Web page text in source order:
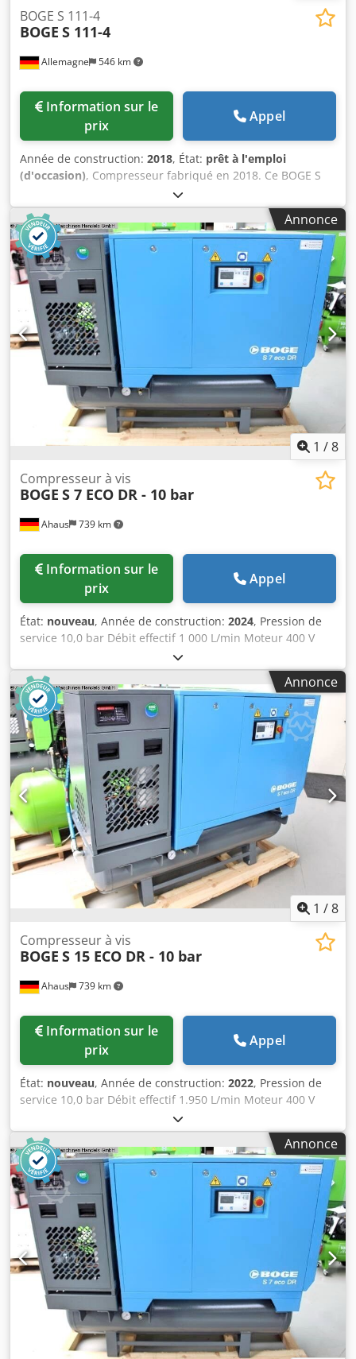
Allemagne 546 km
BOGE S 111-4
BOGE S 111-4
prix
Appel
Année de construction: 2018, État: prêt à l'emploi
(d'occasion), Compresseur fabriqué en 2018. Ce BOGE S
111-4 a un débit d'air de 17,10 m³/min et une pression de
refoulement finale de 10 bar. Il est équipé d'un sécheur
réfrigéré modèle DS220, fabriqué en 2017. Si vous
cherchez à obtenir des capacités d'air comprimé de haute
qualité, considérez le compresseur BOGE S 111-4 que nous
avons à vendre. Contactez-nous pour plus de détails. • État
de l'appareil : Utilisé, non reconstruit - sans garantie •
Données techniques : Crodpfxsy Dggxj Alyof • Débit d'air :
17,10 m³/min • Pression de refoulement finale : 10 bar •
Vitesse du moteur : 1490 tr/min • Puissance nominale :
Entraînement principal - 110 KW Moteur du ventilateur - 3
KW Équipement supplémentaire • Sécheur frigorifique : •
Fabricant : Boge • Modèle : DS220 • Année de fabrication :
Annonce
1 /8
Ahaus 739 km
Compresseur à vis
BOGE S 7 ECO DR - 10 bar
prix
Appel
État: nouveau, Année de construction: 2024, Pression de
service 10,0 bar Débit effectif 1 000 L/min Moteur 400 V
Capacité de la cuve 250 litres Poids de la machine env. 410
kg Puissance totale requise 7,5 kW Dimensions L-l-H 1915 x
650 x 1640 mm Machine d’exposition / jamais utilisée
Nouvelle gamme BOGE SOLID ~ Prix catalogue : 9 450
euros / Prix spécial sur demande Fabriqué en Allemagne
Équipement : - Avec cuve et sécheur / prêt à l’emploi
immédiatement - Contrôle par microprocesseur SOLID
base control - Capteur de pression réseau - Système
d'entraînement par courroie - Température de l’air
comprimé réduite grâce à un post-refroidisseur
performant - Réservoir d’air comprimé horizontal intégré
Crjdpfexaby Nox Alyjf - Sécheur d’air comprimé frigorifique
inclus * Fonctionnement automatique avec préfiltre et
post-filtre (montés) (également disponible en version 7,5
Annonce
1 /8
Ahaus 739 km
Compresseur à vis
BOGE S 15 ECO DR - 10 bar
prix
Appel
État: nouveau, Année de construction: 2022, Pression de
service 10,0 bar Débit effectif 1.950 L/min Moteur 400 V
Capacité de la cuve 250 litres Poids de la machine env. 467
kg Puissance totale requise 15,0 kW Dimensions L-l-H 1915
x 650 x 1640 mm Machine d'exposition / jamais mise en
service Nouvelle gamme BOGE SOLID Prix catalogue :
13.576 euros / prix spécial sur demande Fabriqué en
Allemagne Équipement : - Avec cuve et sécheur /
immédiatement opérationnelle - Commande par
microprocesseur SOLID base control - Capteur de pression
réseau - Système d'entraînement par courroie - Basse
température d'air comprimé grâce à un refroidisseur final
performant - Réservoir d'air comprimé horizontal sous la
machine - Sécheur d'air comprimé frigorifique inclus *
Fonctionnement entièrement automatique avec pré- et
post-filtre (montés) (également disponible en 7,5 bar)
Crodpfx Aow U U Scelyjf
Annonce